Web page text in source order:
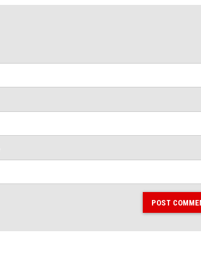
POST